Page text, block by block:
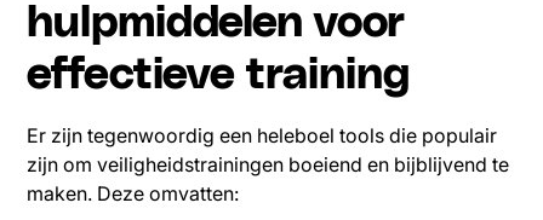
hulpmiddelen voor
effectieve training
Er zijn tegenwoordig een heleboel tools die populair
zijn om veiligheidstrainingen boeiend en bijblijvend te
maken. Deze omvatten: